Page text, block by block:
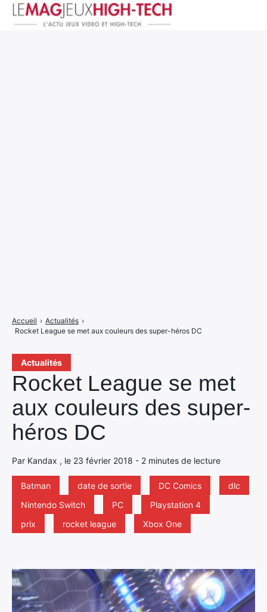
Actualités
Rocket League se met
aux couleurs des super-
héros DC
Par Kandax , le 23 février 2018 - 2 minutes de lecture
Batman date de sortie DC Comics
dlc
Nintendo Switch
PC
Playstation 4
prix
rocket league Xbox One
Accueil › Actualités ›
Rocket League se met aux couleurs des super-héros DC